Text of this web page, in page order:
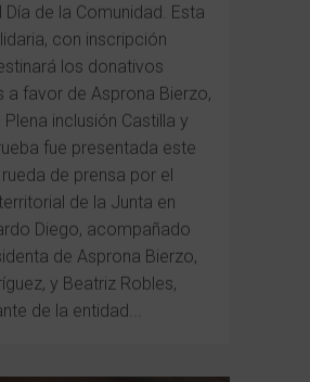
de la Comunidad. Esta
con inscripción
los donativos
a favor de Asprona Bierzo,
inclusión Castilla y
fue presentada este
de prensa por el
de la Junta en
Diego, acompañado
de Asprona Bierzo,
y Beatriz Robles,
de la entidad...